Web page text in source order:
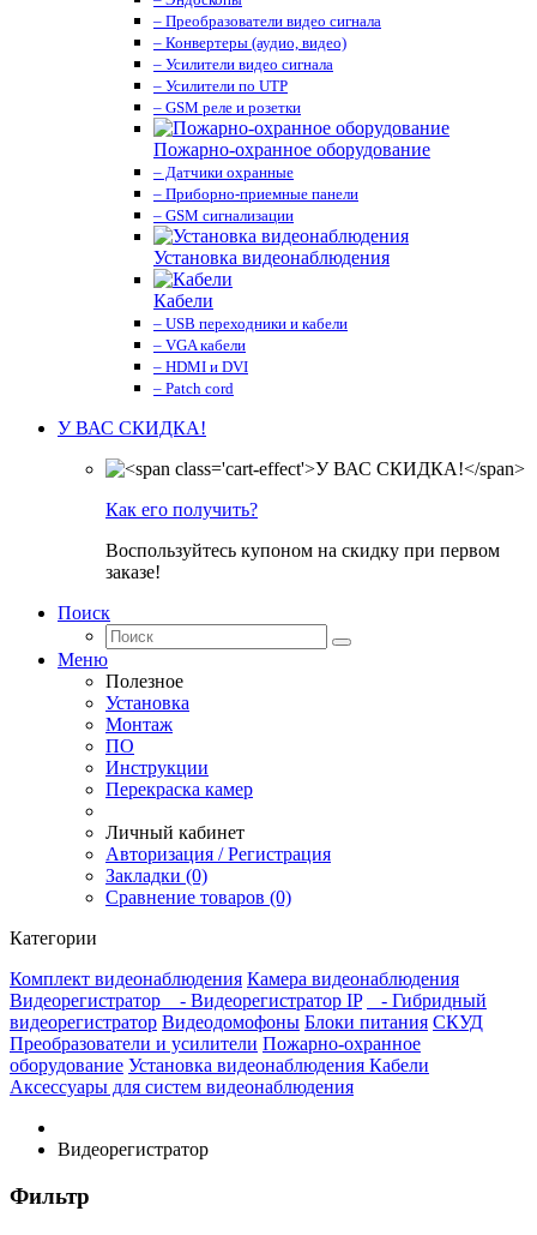
– Преобразователи видео сигнала
– Конвертеры (аудио, видео)
– Усилители видео сигнала
– Усилители по UTP
– GSM реле и розетки
Пожарно-охранное оборудование
– Датчики охранные
– Приборно-приемные панели
– GSM сигнализации
Установка видеонаблюдения
Кабели
– USB переходники и кабели
– VGA кабели
– HDMI и DVI
– Patch cord
У ВАС СКИДКА!
Как его получить?
Воспользуйтесь купоном на скидку при первом
заказе!
Поиск
Меню
Полезное
Установка
Монтаж
ПО
Инструкции
Перекраска камер
Личный кабинет
Авторизация / Регистрация
Закладки (0)
Сравнение товаров (0)
Категории
Комплект видеонаблюдения Камера видеонаблюдения
Видеорегистратор
- Видеорегистратор IP
- Гибридный
видеорегистратор Видеодомофоны Блоки питания СКУД
Преобразователи и усилители Пожарно-охранное
оборудование Установка видеонаблюдения Кабели
Аксессуары для систем видеонаблюдения
Видеорегистратор
Фильтр